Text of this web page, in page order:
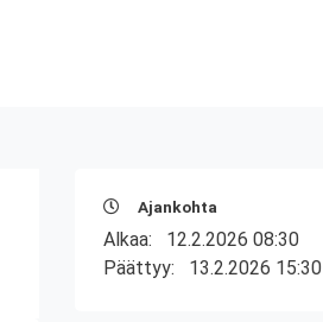
Ajankohta
Alkaa: 12.2.2026 08:30
Päättyy: 13.2.2026 15:30